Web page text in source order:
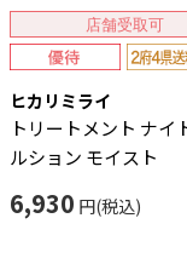
店舗受取可
ヒカリミライ
トリートメント ナイ
ルション モイスト
6,930 円(税込)